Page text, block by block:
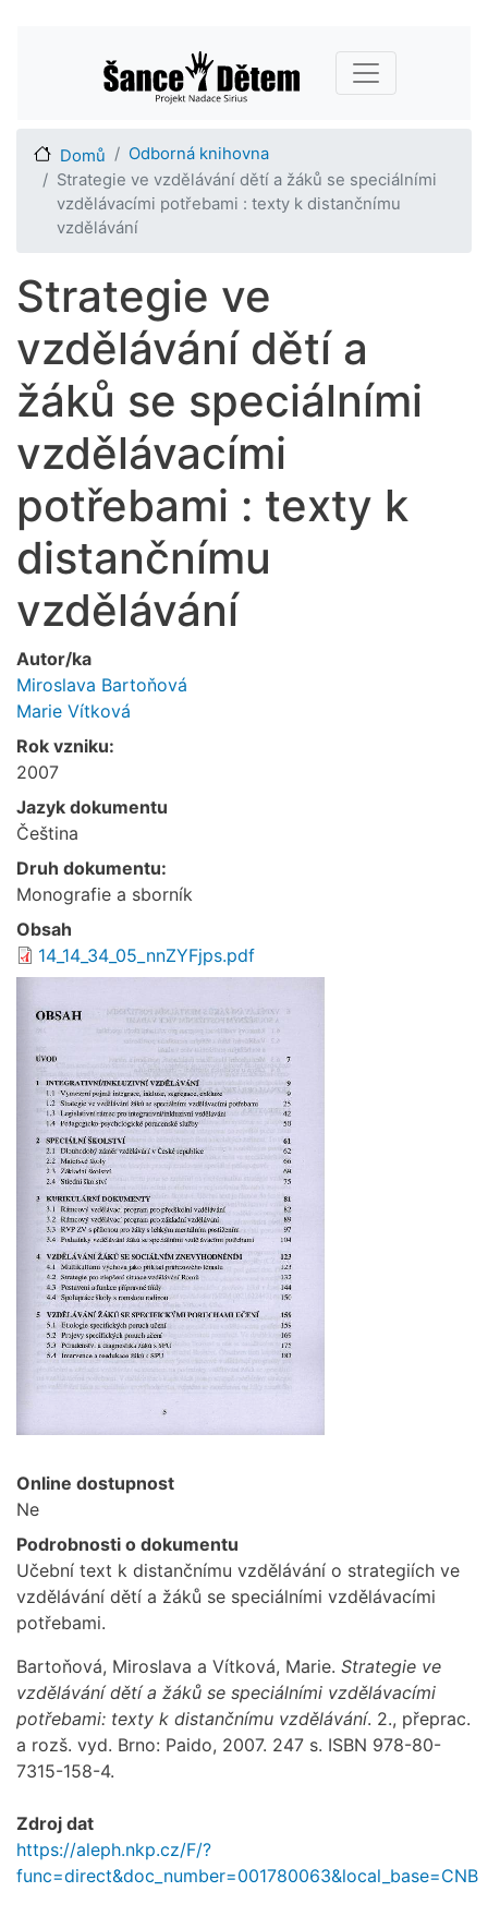
hlavnímu
obsahu
Main navigation
Domů
Odborná knihovna
Strategie ve vzdělávání dětí a žáků se speciálními
vzdělávacími potřebami : texty k distančnímu
vzdělávání
Strategie ve
vzdělávání dětí a
žáků se speciálními
vzdělávacími
potřebami : texty k
distančnímu
vzdělávání
Autor/ka
Miroslava Bartoňová
Marie Vítková
Rok vzniku:
2007
Jazyk dokumentu
Čeština
Druh dokumentu:
Monografie a sborník
Obsah
14_14_34_05_nnZYFjps.pdf
Online dostupnost
Ne
Podrobnosti o dokumentu
Učební text k distančnímu vzdělávání o strategiích ve
vzdělávání dětí a žáků se speciálními vzdělávacími
potřebami.
Bartoňová, Miroslava a Vítková, Marie. Strategie ve
vzdělávání dětí a žáků se speciálními vzdělávacími
potřebami: texty k distančnímu vzdělávání. 2., přeprac.
a rozš. vyd. Brno: Paido, 2007. 247 s. ISBN 978-80-
7315-158-4.
Zdroj dat
https://aleph.nkp.cz/F/?
func=direct&doc_number=001780063&local_base=CNB